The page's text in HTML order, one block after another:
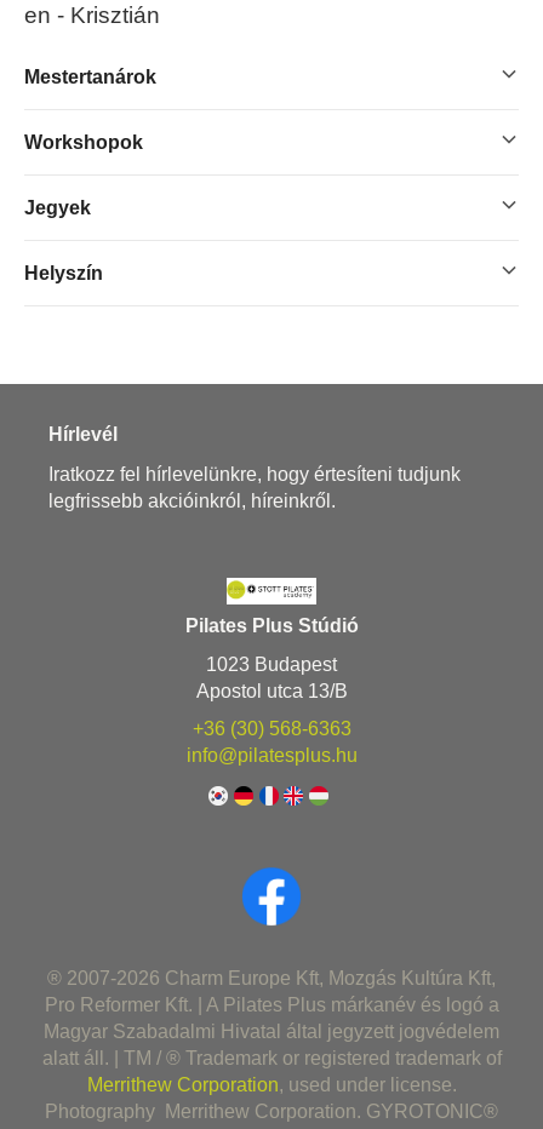
en - Krisztián
Mestertanárok
Workshopok
Jegyek
Helyszín
Hírlevél
Iratkozz fel hírlevelünkre, hogy értesíteni tudjunk
legfrissebb akcióinkról, híreinkről.
Pilates Plus Stúdió
1023 Budapest
Apostol utca 13/B
+36 (30) 568-6363
info@pilatesplus.hu
® 2007-2026 Charm Europe Kft, Mozgás Kultúra Kft,
Pro Reformer Kft. | A Pilates Plus márkanév és logó a
Magyar Szabadalmi Hivatal által jegyzett jogvédelem
alatt áll. | TM / ® Trademark or registered trademark of
Merrithew Corporation, used under license.
Photography Merrithew Corporation. GYROTONIC®